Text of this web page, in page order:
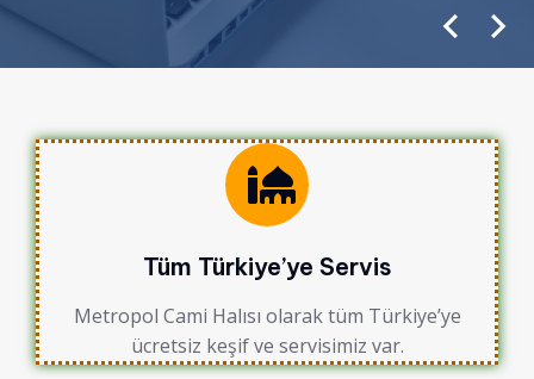
Tüm Türkiye’ye Servis
Metropol Cami Halısı olarak tüm Türkiye’ye
ücretsiz keşif ve servisimiz var.